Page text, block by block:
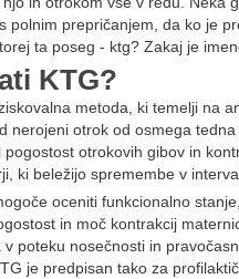
polnim prepričanjem, da ko je
ta poseg - ktg? Zakaj je
KTG?
metoda, ki temelji na
nerojeni otrok od osmega
otrokovih gibov in
ki beležijo spremembe v
oceniti funkcionalno
in moč kontrakcij
poteku nosečnosti in
je predpisan tako za